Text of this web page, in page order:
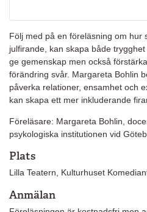
Följ med på en föreläsning om hur
julfirande, kan skapa både
ge gemenskap men också
förändring svår. Margareta Bohlin
påverka relationer, ensamhet och
kan skapa ett mer inkluderande
Föreläsare: Margareta Bohlin,
psykologiska institutionen vid
Plats
Lilla Teatern, Kulturhuset
Anmälan